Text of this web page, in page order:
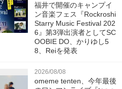
福井で開催のキャンプイ
ン音楽フェス『Rockroshi
Starry Music Festival 202
6』第3弾出演者としてSC
OOBIE DO、かりゆし5
8、Reiを発表
2026/08/08
omeme tenten、今年最後